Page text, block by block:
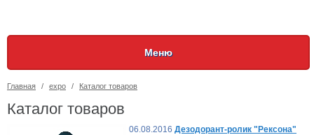
Меню
Главная / expo / Каталог товаров
Каталог товаров
06.08.2016 Дезодорант-ролик "Рексона"